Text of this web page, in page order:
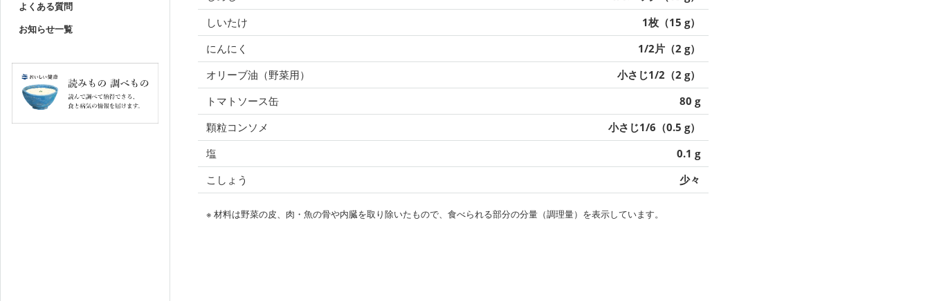
よくある質問
お知らせ一覧
しいたけ
1枚（15 g）
にんにく
1/2片（2 g）
オリーブ油（野菜用）
小さじ1/2（2 g）
トマトソース缶
80 g
顆粒コンソメ
小さじ1/6（0.5 g）
塩
0.1 g
こしょう
少々
※ 材料は野菜の皮、肉・魚の骨や内臓を取り除いたもので、食べられる部分の分量（調理量）を表示しています。